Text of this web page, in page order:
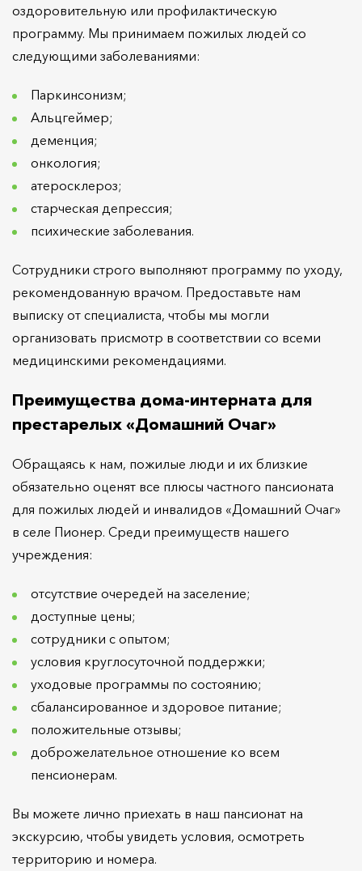
оздоровительную или профилактическую
программу. Мы принимаем пожилых людей со
следующими заболеваниями:
Паркинсонизм;
Альцгеймер;
деменция;
онкология;
атеросклероз;
старческая депрессия;
психические заболевания.
Сотрудники строго выполняют программу по уходу,
рекомендованную врачом. Предоставьте нам
выписку от специалиста, чтобы мы могли
организовать присмотр в соответствии со всеми
медицинскими рекомендациями.
Преимущества дома-интерната для
престарелых «Домашний Очаг»
Обращаясь к нам, пожилые люди и их близкие
обязательно оценят все плюсы частного пансионата
для пожилых людей и инвалидов «Домашний Очаг»
в селе Пионер. Среди преимуществ нашего
учреждения:
отсутствие очередей на заселение;
доступные цены;
сотрудники с опытом;
условия круглосуточной поддержки;
уходовые программы по состоянию;
сбалансированное и здоровое питание;
положительные отзывы;
доброжелательное отношение ко всем
пенсионерам.
Вы можете лично приехать в наш пансионат на
экскурсию, чтобы увидеть условия, осмотреть
территорию и номера.